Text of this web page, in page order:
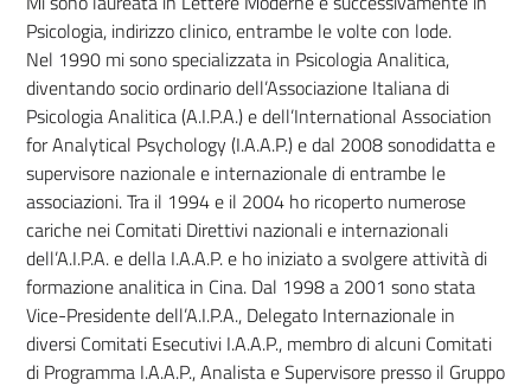
Psicologia, indirizzo clinico, entrambe le volte con lode.
Nel 1990 mi sono specializzata in Psicologia Analitica,
diventando socio ordinario dell’Associazione Italiana di
Psicologia Analitica (A.I.P.A.) e dell’International Association
for Analytical Psychology (I.A.A.P.) e dal 2008 sonodidatta e
supervisore nazionale e internazionale di entrambe le
associazioni. Tra il 1994 e il 2004 ho ricoperto numerose
cariche nei Comitati Direttivi nazionali e internazionali
dell’A.I.P.A. e della I.A.A.P. e ho iniziato a svolgere attività di
formazione analitica in Cina. Dal 1998 a 2001 sono stata
Vice-Presidente dell’A.I.P.A., Delegato Internazionale in
diversi Comitati Esecutivi I.A.A.P., membro di alcuni Comitati
di Programma I.A.A.P., Analista e Supervisore presso il Gruppo